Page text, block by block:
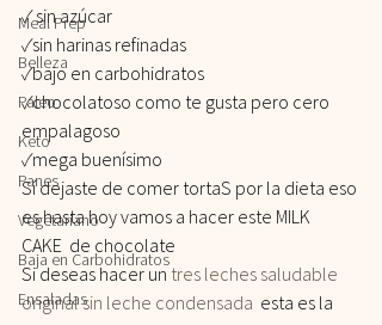
Meal Prep
Belleza
Paleo
Keto
Panes
Vegetariano
Baja en Carbohidratos
Ensaladas
✓ sin azúcar
✓sin harinas refinadas
✓bajo en carbohidratos
✓chocolatoso como te gusta pero cero
empalagoso
✓mega buenísimo
Sí dejaste de comer tortaS por la dieta eso
es hasta hoy vamos a hacer este MILK
CAKE  de chocolate
Si deseas hacer un tres leches saludable
original sin leche condensada esta es la